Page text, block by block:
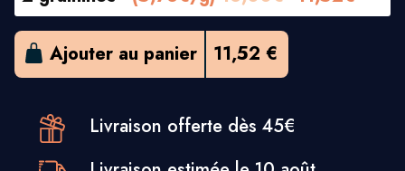
Ajouter au panier 11,52 €
Livraison offerte dès 45€